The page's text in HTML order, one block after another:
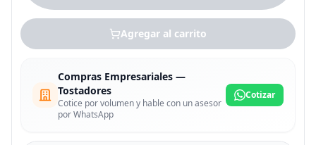
Agregar al carrito
Compras Empresariales —
Tostadores
Cotice por volumen y hable con un asesor
por WhatsApp
Cotizar